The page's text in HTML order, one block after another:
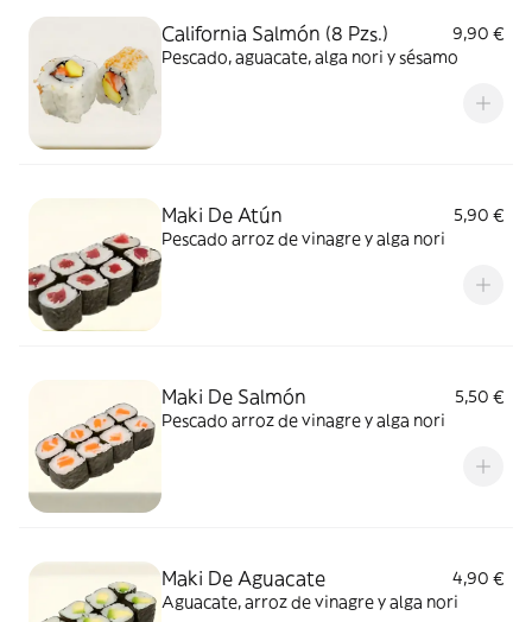
California Salmón (8 Pzs.)
9,90 €
Pescado, aguacate, alga nori y sésamo
Maki De Atún
5,90 €
Pescado arroz de vinagre y alga nori
Maki De Salmón
5,50 €
Pescado arroz de vinagre y alga nori
Maki De Aguacate
4,90 €
Aguacate, arroz de vinagre y alga nori